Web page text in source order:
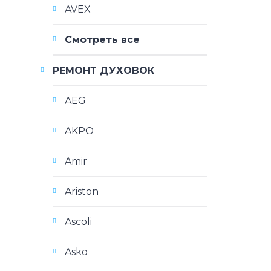
AVEX
Смотреть все
РЕМОНТ ДУХОВОК
AEG
AKPO
Amir
Ariston
Ascoli
Asko